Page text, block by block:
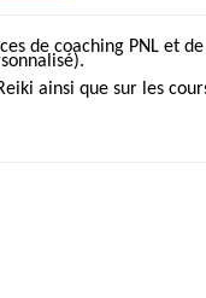
de coaching PNL et
ainsi que sur les